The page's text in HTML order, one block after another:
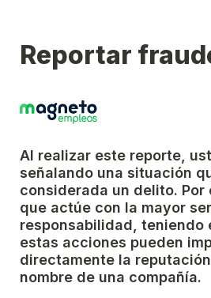
Reportar
Al realizar este reporte,
señalando una situación
considerada un delito.
que actúe con la mayor
responsabilidad, teniendo
estas acciones pueden
directamente la
nombre de una compañía.